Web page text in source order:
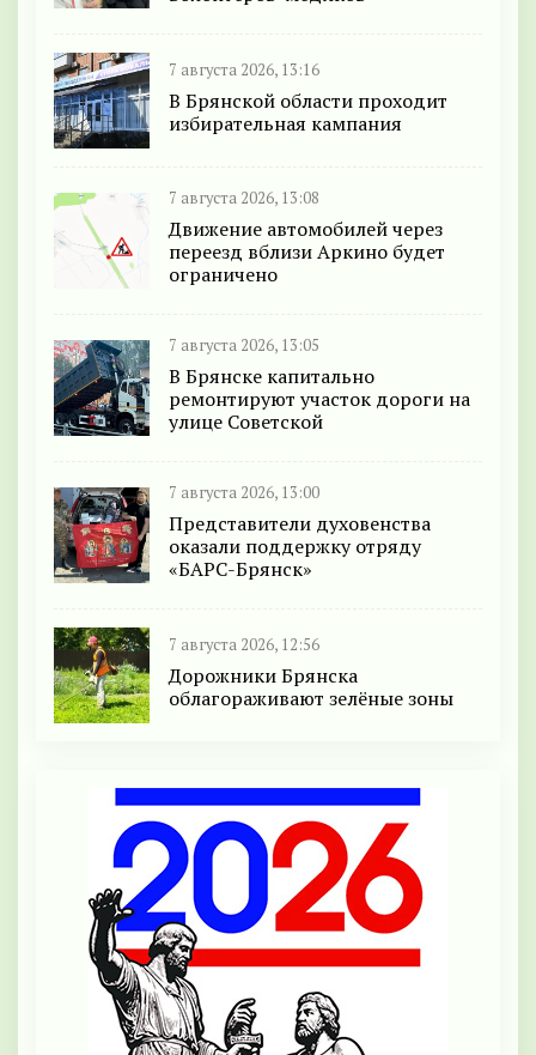
7 августа 2026, 13:16
В Брянской области проходит
избирательная кампания
7 августа 2026, 13:08
Движение автомобилей через
переезд вблизи Аркино будет
ограничено
7 августа 2026, 13:05
В Брянске капитально
ремонтируют участок дороги на
улице Советской
7 августа 2026, 13:00
Представители духовенства
оказали поддержку отряду
«БАРС-Брянск»
7 августа 2026, 12:56
Дорожники Брянска
облагораживают зелёные зоны